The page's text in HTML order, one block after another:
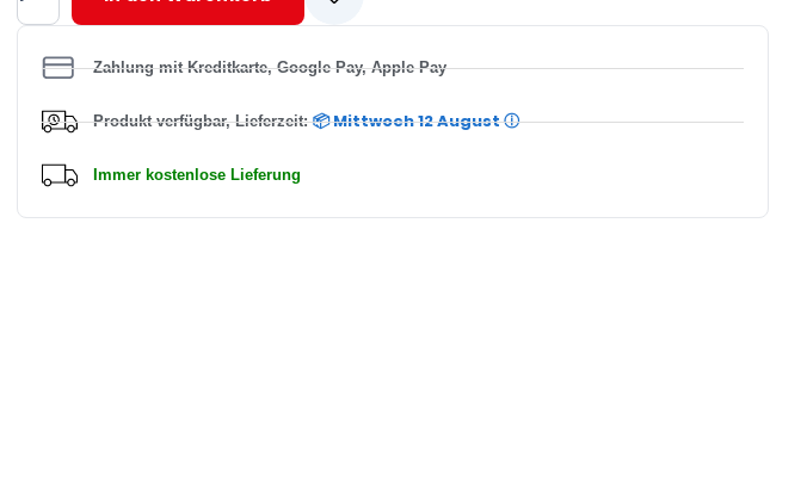
Menge
Zahlung mit Kreditkarte, Google Pay, Apple Pay
Produkt verfügbar, Lieferzeit:📦 Mittwoch 12 Augustⓘ
Immer kostenlose Lieferung